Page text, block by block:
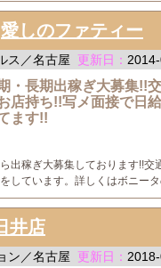
愛しのファティー
ス／名古屋 更新日：
・長期出稼ぎ大募集!!
店持ち!!写メ面接で日
ます!!
出稼ぎ大募集しております!!
しています。詳しくはボニー
井店
ン／名古屋 更新日：